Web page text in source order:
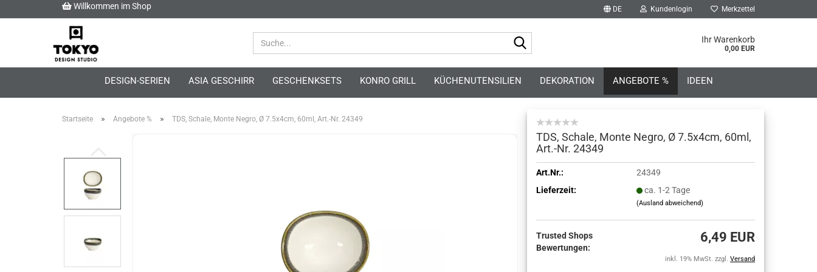
Willkommen im Shop DE Kundenlogin
Konto erstellen
Passwort vergessen?
Merkzettel
Ihr Warenkorb
0,00 EUR
DESIGN-SERIEN ASIA GESCHIRR GESCHENKSETS KONRO GRILL KÜCHENUTENSILIEN DEKORATION ANGEBOTE % IDEEN
Startseite » Angebote % » TDS, Schale, Monte Negro, Ø 7.5x4cm, 60ml, Art.-Nr. 24349
TDS, Schale, Monte Negro, Ø 7.5x4cm, 60ml,
Art.-Nr. 24349
Art.Nr.:
24349
Lieferzeit:
ca. 1-2 Tage
(Ausland abweichend)
Trusted Shops
Bewertungen:
6,49 EUR
inkl. 19% MwSt. zzgl. Versand